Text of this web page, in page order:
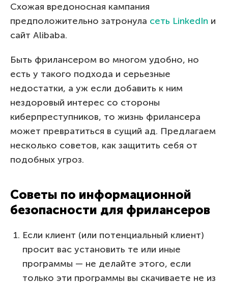
Схожая вредоносная кампания
предположительно затронула сеть LinkedIn и
сайт Alibaba.
Быть фрилансером во многом удобно, но
есть у такого подхода и серьезные
недостатки, а уж если добавить к ним
нездоровый интерес со стороны
киберпреступников, то жизнь фрилансера
может превратиться в сущий ад. Предлагаем
несколько советов, как защитить себя от
подобных угроз.
Советы по информационной
безопасности для фрилансеров
Если клиент (или потенциальный клиент)
просит вас установить те или иные
программы — не делайте этого, если
только эти программы вы скачиваете не из